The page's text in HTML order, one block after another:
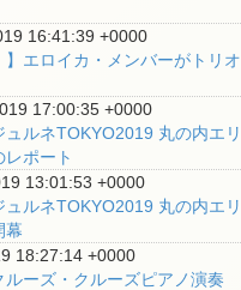
16:41:39 +0000
】エロイカ・メンバーがトリオ
17:00:35 +0000
ュルネTOKYO2019 丸の内エリ
ポート
13:01:53 +0000
ュルネTOKYO2019 丸の内エリ
幕
18:27:14 +0000
ルーズ・クルーズピアノ演奏